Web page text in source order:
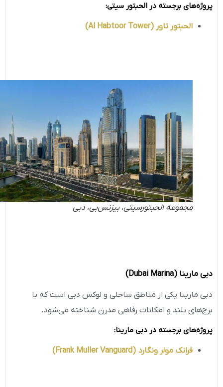
پروژه‌های برجسته در الحبتور سیتی:
الحبتور تاور(Al Habtoor Tower)
مجموعه الحبتورسیتی، بیزنس‌بی، دبی
دبی مارینا(Dubai Marina)
دبی مارینا یکی از مناطق ساحلی و لوکس دبی است که با
برج‌های بلند و امکانات رفاهی مدرن شناخته می‌شود.
پروژه‌های برجسته در دبی مارینا:
فرانک مولرونگارد(Frank Muller Vanguard)